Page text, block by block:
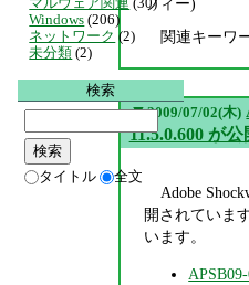
関連キーワ
▼2009/07/02(木)
11.5.0.600 が
Adobe
開されていま
います。
Windows (206)
ネットワーク (2)
未分類 (2)
検索
タイトル 全文